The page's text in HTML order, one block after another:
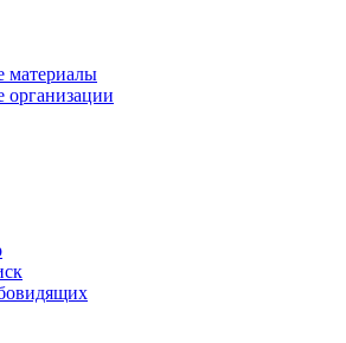
материалы
организации